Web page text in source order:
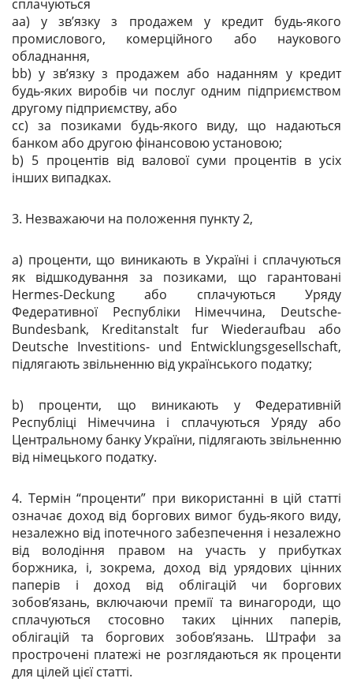
сплачуються
aa) у зв’язку з продажем у кредит будь-якого
промислового, комерційного або наукового
обладнання,
bb) у зв’язку з продажем або наданням у кредит
будь-яких виробів чи послуг одним підприємством
другому підприємству, або
cc) за позиками будь-якого виду, що надаються
банком або другою фінансовою установою;
b) 5 процентів від валової суми процентів в усіх
інших випадках.
3. Незважаючи на положення пункту 2,
a) проценти, що виникають в Україні і сплачуються
як відшкодування за позиками, що гарантовані
Hermes-Deckung або сплачуються Уряду
Федеративної Республіки Німеччина, Deutsche-
Bundesbank, Kreditanstalt fur Wiederaufbau або
Deutsche Investitions- und Entwicklungsgesellschaft,
підлягають звільненню від українського податку;
b) проценти, що виникають у Федеративній
Республіці Німеччина і сплачуються Уряду або
Центральному банку України, підлягають звільненню
від німецького податку.
4. Термін “проценти” при використанні в цій статті
означає доход від боргових вимог будь-якого виду,
незалежно від іпотечного забезпечення і незалежно
від володіння правом на участь у прибутках
боржника, і, зокрема, доход від урядових цінних
паперів і доход від облігацій чи боргових
зобов’язань, включаючи премії та винагороди, що
сплачуються стосовно таких цінних паперів,
облігацій та боргових зобов’язань. Штрафи за
прострочені платежі не розглядаються як проценти
для цілей цієї статті.